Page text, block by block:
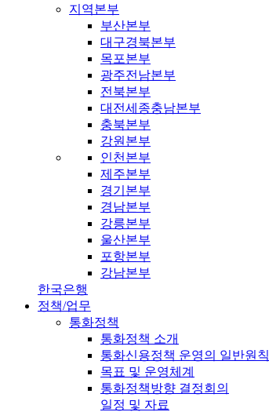
지역본부
부산본부
대구경북본부
목포본부
광주전남본부
전북본부
대전세종충남본부
충북본부
강원본부
인천본부
제주본부
경기본부
경남본부
강릉본부
울산본부
포항본부
강남본부
한국은행
정책/업무
통화정책
통화정책 소개
통화신용정책 운영의 일반원칙
목표 및 운영체계
통화정책방향 결정회의
일정 및 자료